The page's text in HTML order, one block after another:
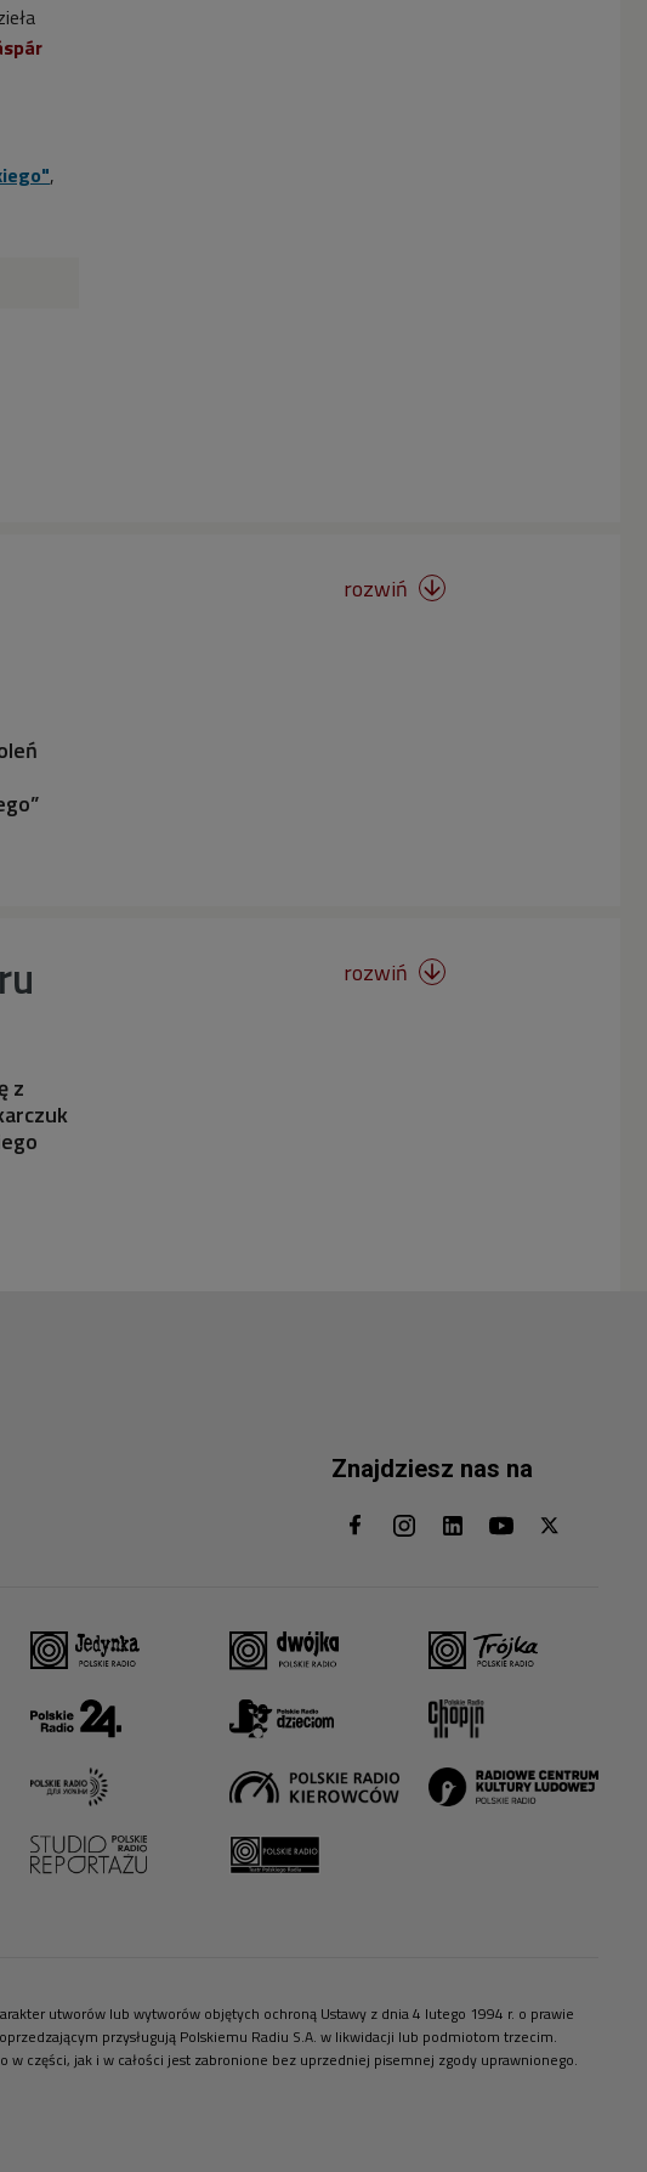
,
rozwiń 
z
rozwiń 
Znajdziesz nas na
utworów lub wytworów objętych ochroną Ustawy z dnia 4 lutego 1994 r. o prawie
przysługują Polskiemu Radiu S.A. w likwidacji lub podmiotom trzecim.
części, jak i w całości jest zabronione bez uprzedniej pisemnej zgody uprawnionego.